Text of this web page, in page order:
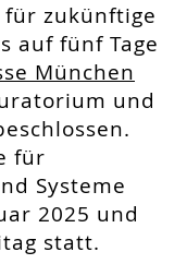
zukünftige
auf fünf Tage
München
und
für
Systeme
2025 und
statt.